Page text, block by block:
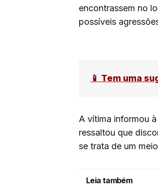
encontrassem no
possíveis
📱 Tem uma
A vítima informou
ressaltou que
se trata de um
Leia também